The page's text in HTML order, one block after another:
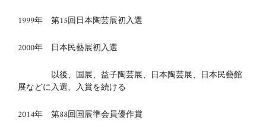
1999年 第15回日本陶芸展初入選
2000年 日本民藝展初入選
以後、国展、益子陶芸展、日本陶芸展、日本民藝館
展などに入選、入賞を続ける
2014年 第88回国展準会員優作賞